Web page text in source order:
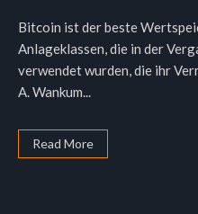
Bitcoin ist der beste
Anlageklassen, die in der
verwendet wurden, die ihr
A. Wankum...
Read More